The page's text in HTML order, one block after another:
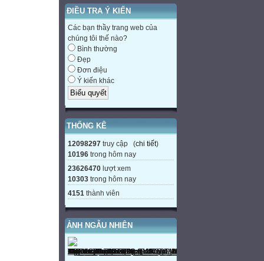
ĐIỀU TRA Ý KIẾN
Các bạn thầy trang web của
chúng tôi thế nào?
Bình thường
Đẹp
Đơn điệu
Ý kiến khác
THỐNG KÊ
12098297 truy cập (chi tiết)
10196 trong hôm nay
23626470 lượt xem
10303 trong hôm nay
4151 thành viên
ẢNH NGẪU NHIÊN